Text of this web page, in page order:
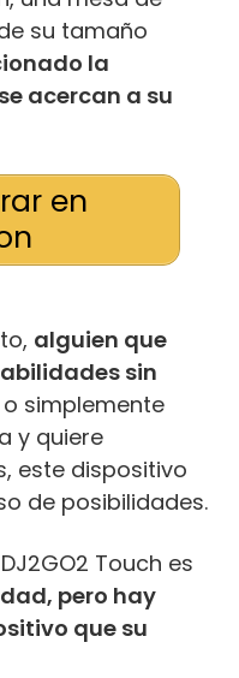
su tamaño
la
acercan a su
en
alguien que
sin
o simplemente
y quiere
este dispositivo
de posibilidades.
DJ2GO2 Touch es
pero hay
que su